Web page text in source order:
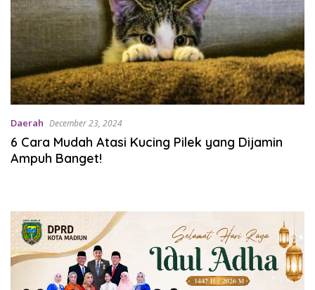
Daerah December 23, 2024
6 Cara Mudah Atasi Kucing Pilek yang Dijamin
Ampuh Banget!